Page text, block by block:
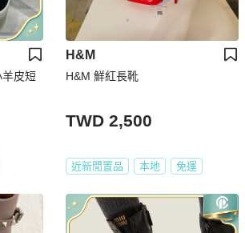
皮短
H&M
H&M 鮮紅長靴
TWD 2,500
近新閒置品 本地 免運